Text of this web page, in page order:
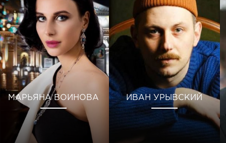
МАРЬЯНА ВОИНОВА ИВАН УРЫВСКИЙ